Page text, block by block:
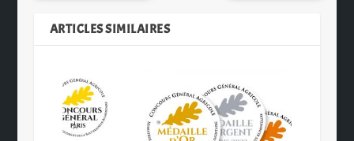
ARTICLES SIMILAIRES